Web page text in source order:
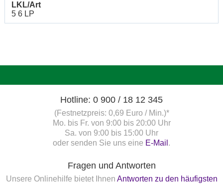
LKL/Art
5 6 LP
Hotline: 0 900 / 18 12 345
(Festnetzpreis: 0,69 Euro / Min.)*
Mo. bis Fr. von 9:00 bis 20:00 Uhr
Sa. von 9:00 bis 15:00 Uhr
oder senden Sie uns eine E-Mail .
Fragen und Antworten
Unsere Onlinehilfe bietet Ihnen Antworten zu den häufigsten